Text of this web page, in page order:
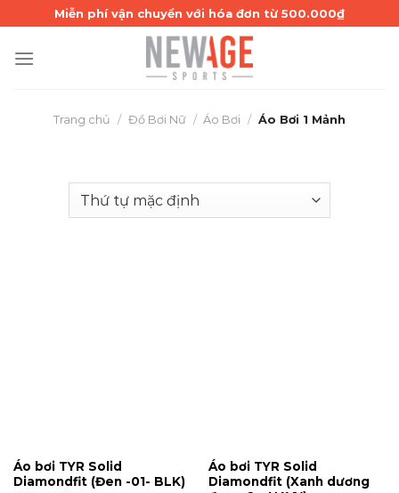
to
content
Miễn phí vận chuyển với hóa đơn từ 500.000₫
Trang chủ / Đồ Bơi Nữ / Áo Bơi / Áo Bơi 1 Mảnh
Áo bơi TYR Solid
Diamondfit (Đen -01- BLK)
Áo bơi TYR Solid
Diamondfit (Xanh dương